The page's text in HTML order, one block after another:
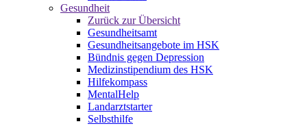
Gesundheit
Zurück zur Übersicht
Gesundheitsamt
Gesundheitsangebote im HSK
Bündnis gegen Depression
Medizinstipendium des HSK
Hilfekompass
MentalHelp
Landarztstarter
Selbsthilfe